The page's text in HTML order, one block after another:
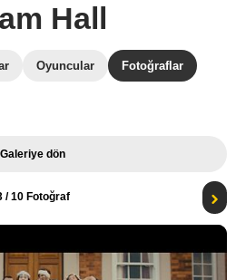
Hall
Oyuncular Fotoğraflar
Galeriye dön
/ 10 Fotoğraf